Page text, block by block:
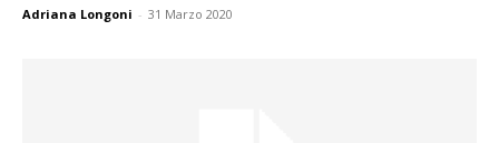
Adriana Longoni - 31 Marzo 2020